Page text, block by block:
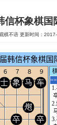
信杯象棋
棋不语 更新时间：